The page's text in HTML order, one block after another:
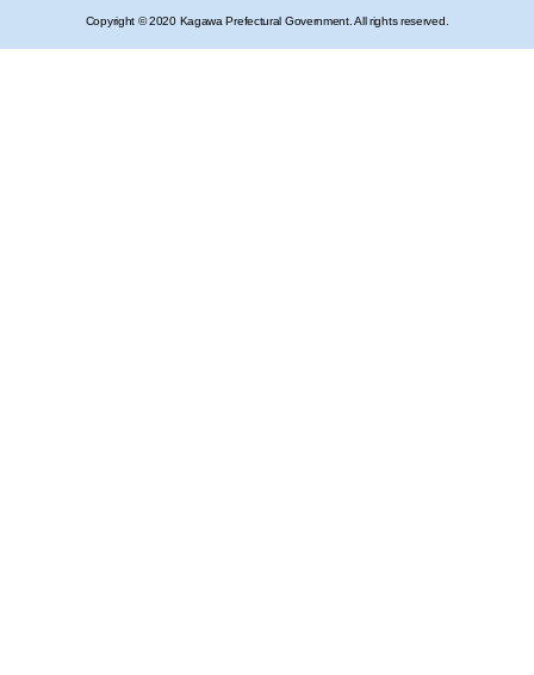
Copyright © 2020 Kagawa Prefectural Government. All rights reserved.